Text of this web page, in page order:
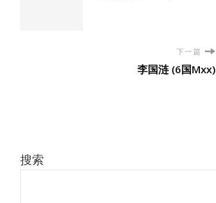
下一篇
李国涟 (6国Mxx)
搜索